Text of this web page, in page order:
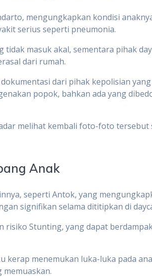
mengungkapkan kondisi
serius seperti pneumonia.
tidak masuk akal, sementara pihak
dari rumah.
dari pihak kepolisian
popok, bahkan ada yang
melihat kembali foto-foto tersebut
Anak
seperti Antok, yang
signifikan selama dititipkan di
risiko Stunting, yang dapat
kerap menemukan luka-luka pada